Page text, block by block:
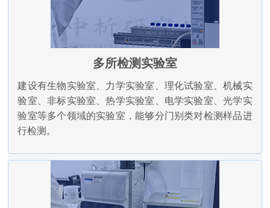
多所检测实验室
建设有生物实验室、力学实验室、理化试验室、机械实
验室、非标实验室、热学实验室、电学实验室、光学实
验室等多个领域的实验室，能够分门别类对检测样品进
行检测。